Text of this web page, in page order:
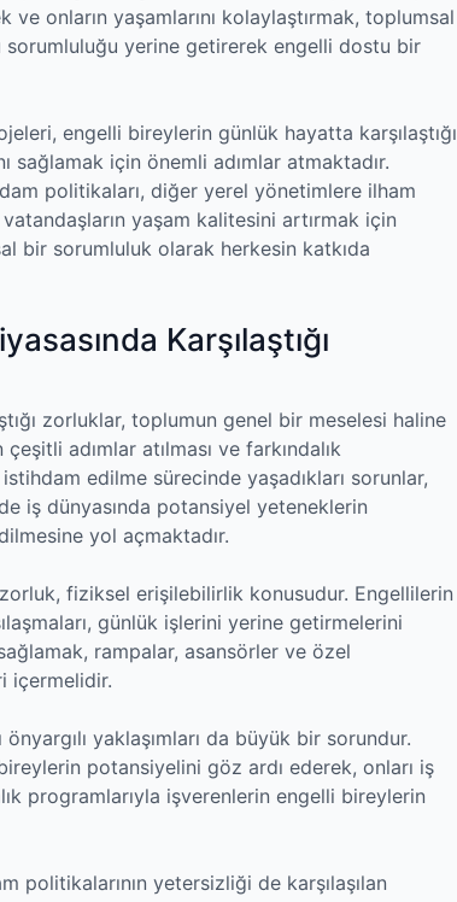
ve onların yaşamlarını kolaylaştırmak, toplumsal
yerine getirerek engelli dostu bir
engelli bireylerin günlük hayatta karşılaştığı
sağlamak için önemli adımlar atmaktadır.
politikaları, diğer yerel yönetimlere ilham
yaşam kalitesini artırmak için
bir sorumluluk olarak herkesin katkıda
Karşılaştığı
zorluklar, toplumun genel bir meselesi haline
adımlar atılması ve farkındalık
edilme sürecinde yaşadıkları sorunlar,
iş dünyasında potansiyel yeteneklerin
yol açmaktadır.
fiziksel erişilebilirlik konusudur. Engellilerin
günlük işlerini yerine getirmelerini
rampalar, asansörler ve özel
içermelidir.
yaklaşımları da büyük bir sorundur.
potansiyelini göz ardı ederek, onları iş
programlarıyla işverenlerin engelli bireylerin
yetersizliği de karşılaşılan